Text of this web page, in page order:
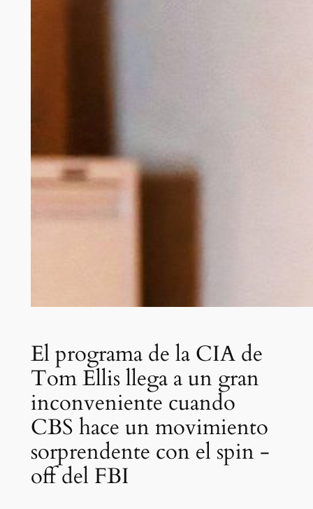
El programa de la CIA de
Tom Ellis llega a un gran
inconveniente cuando
CBS hace un movimiento
sorprendente con el spin -
off del FBI